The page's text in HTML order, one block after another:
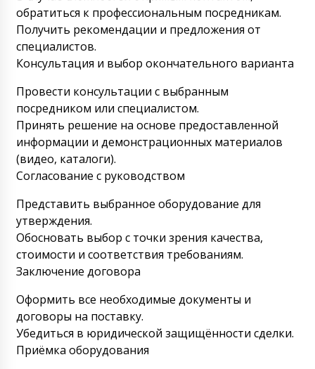
обратиться к профессиональным посредникам.
Получить рекомендации и предложения от
специалистов.
Консультация и выбор окончательного варианта
Провести консультации с выбранным
посредником или специалистом.
Принять решение на основе предоставленной
информации и демонстрационных материалов
(видео, каталоги).
Согласование с руководством
Представить выбранное оборудование для
утверждения.
Обосновать выбор с точки зрения качества,
стоимости и соответствия требованиям.
Заключение договора
Оформить все необходимые документы и
договоры на поставку.
Убедиться в юридической защищённости сделки.
Приёмка оборудования
Екатерина
Прошу прощения, у меня важная
информация, прошу мой груз ,
автоматическую машину розлива и запайки
Назрань, в сразу по прибытию в Россию
отправить в Саранск.
09/08/2026 18:21
Роман Цибульский
Здравствуйте Екатерина, мы постараемся
решить этот вопрос для Вас.
Эльдар
Автомат для наполнения и запайки
пластиковых туб HX-9 купили месяц назад,
статус прибытия в Черкесск.
09/08/2026 18:31
Здравствуйте Эльдар, Статус доставки
проверили, завтра до 16:30 прибывает в
Черкесск . Вам предварительно позвонит
водитель.
09/08/2026 18:34